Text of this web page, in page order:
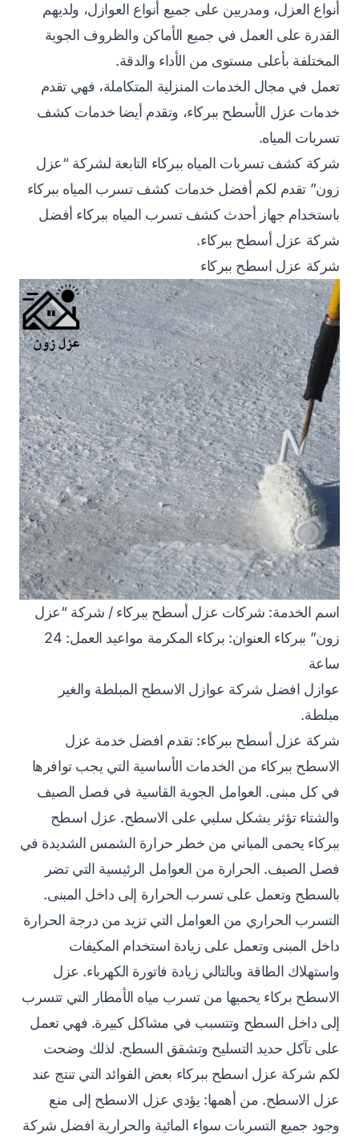
أنواع العزل، ومدربين على جميع أنواع العوازل، ولديهم
القدرة على العمل في جميع الأماكن والظروف الجوية
المختلفة بأعلى مستوى من الأداء والدقة.
تعمل في مجال الخدمات المنزلية المتكاملة، فهي تقدم
خدمات عزل الأسطح ببركاء، وتقدم أيضا خدمات كشف
تسربات المياه.
شركة كشف تسربات المياه ببركاء التابعة لشركة “عزل
زون” تقدم لكم أفضل خدمات كشف تسرب المياه ببركاء
باستخدام جهاز أحدث كشف تسرب المياه ببركاء أفضل
شركة عزل أسطح ببركاء.
شركة عزل اسطح ببركاء
اسم الخدمة: شركات عزل أسطح ببركاء / شركة “عزل
زون” ببركاء العنوان: بركاء المكرمة مواعيد العمل: 24
ساعة
عوازل افضل شركة عوازل الاسطح المبلطة والغير
مبلطة.
شركة عزل أسطح ببركاء: تقدم افضل خدمة عزل
الاسطح ببركاء من الخدمات الأساسية التي يجب توافرها
في كل مبنى. العوامل الجوية القاسية في فصل الصيف
والشتاء تؤثر بشكل سلبي على الاسطح. عزل اسطح
ببركاء يحمى المباني من خطر حرارة الشمس الشديدة في
فصل الصيف. الحرارة من العوامل الرئيسية التي تضر
بالسطح وتعمل على تسرب الحرارة إلى داخل المبنى.
التسرب الحراري من العوامل التي تزيد من درجة الحرارة
داخل المبنى وتعمل على زيادة استخدام المكيفات
واستهلاك الطاقة وبالتالي زيادة فاتورة الكهرباء. عزل
الاسطح بركاء يحميها من تسرب مياه الأمطار التي تتسرب
إلى داخل السطح وتتسبب في مشاكل كبيرة. فهي تعمل
على تآكل حديد التسليح وتشقق السطح. لذلك وضحت
لكم شركة عزل اسطح ببركاء بعض الفوائد التي تنتج عند
عزل الاسطح. من أهمها: يؤدي عزل الاسطح إلى منع
وجود جميع التسربات سواء المائية والحرارية افضل شركة